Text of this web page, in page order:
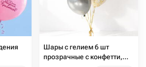
Шары с гелием 6 шт
прозрачные с конфетти,